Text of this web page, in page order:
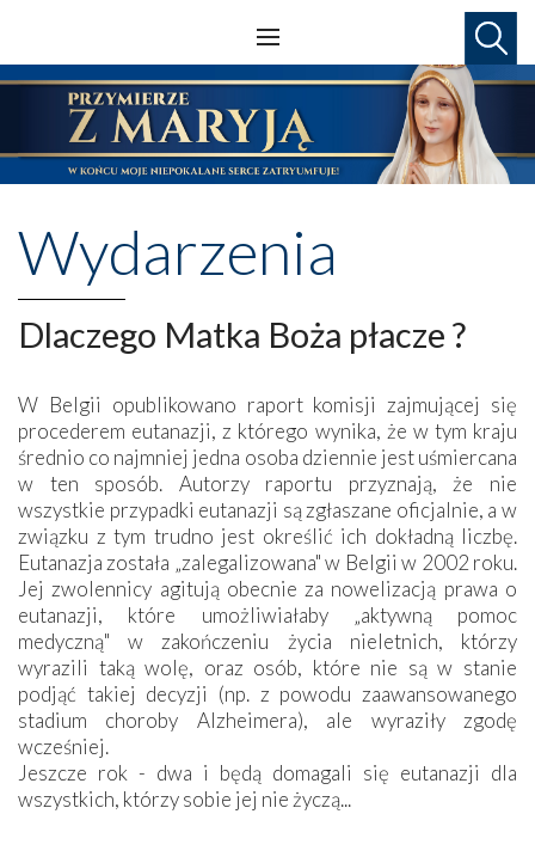
Wydarzenia
Dlaczego Matka Boża płacze ?
W Belgii opublikowano raport komisji zajmującej się
procederem eutanazji, z którego wynika, że w tym kraju
średnio co najmniej jedna osoba dziennie jest uśmiercana
w ten sposób. Autorzy raportu przyznają, że nie
wszystkie przypadki eutanazji są zgłaszane oficjalnie, a w
związku z tym trudno jest określić ich dokładną liczbę.
Eutanazja została „zalegalizowana" w Belgii w 2002 roku.
Jej zwolennicy agitują obecnie za nowelizacją prawa o
eutanazji, które umożliwiałaby „aktywną pomoc
medyczną" w zakończeniu życia nieletnich, którzy
wyrazili taką wolę, oraz osób, które nie są w stanie
podjąć takiej decyzji (np. z powodu zaawansowanego
stadium choroby Alzheimera), ale wyraziły zgodę
wcześniej.
Jeszcze rok - dwa i będą domagali się eutanazji dla
wszystkich, którzy sobie jej nie życzą...